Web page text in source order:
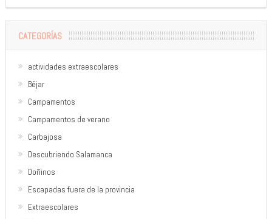
CATEGORÍAS
actividades extraescolares
Béjar
Campamentos
Campamentos de verano
Carbajosa
Descubriendo Salamanca
Doñinos
Escapadas fuera de la provincia
Extraescolares